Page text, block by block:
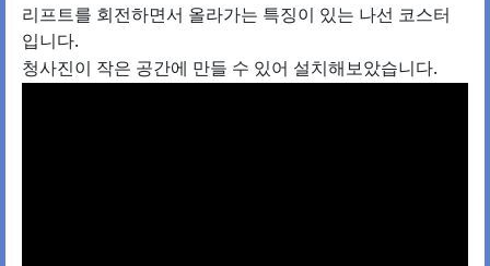
리프트를 회전하면서 올라가는 특징이 있는 나선 코스터
입니다.
청사진이 작은 공간에 만들 수 있어 설치해보았습니다.